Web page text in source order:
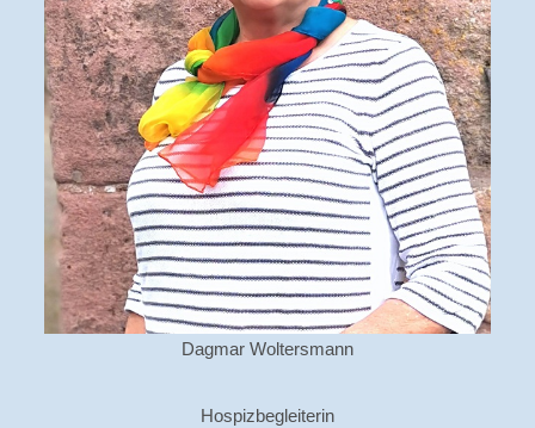
Dagmar Woltersmann
Hospizbegleiterin